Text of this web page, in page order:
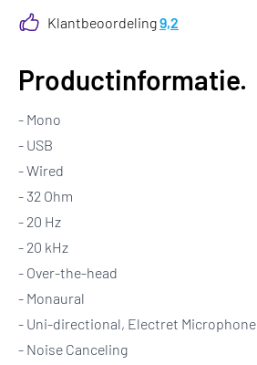
Klantbeoordeling9,2
Productinformatie.
- Mono
- USB
- Wired
- 32 Ohm
- 20 Hz
- 20 kHz
- Over-the-head
- Monaural
- Uni-directional, Electret Microphone
- Noise Canceling